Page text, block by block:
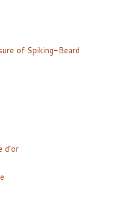
of Spiking-Beard
d’or